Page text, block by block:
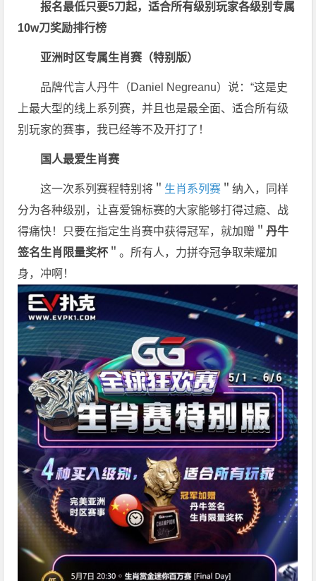
报名最低只要5刀起，适合所有级别玩家各级别专属
10w刀奖励排行榜
亚洲时区专属生肖赛（特别版）
品牌代言人丹牛（Daniel Negreanu）说：“这是史
上最大型的线上系列赛，并且也是最全面、适合所有级
别玩家的赛事，我已经等不及开打了！
国人最爱生肖赛
这一次系列赛程特别将＂ 生肖系列赛 ＂纳入，同样
分为各种级别，让喜爱锦标赛的大家能够打得过瘾、战
得痛快！只要在指定生肖赛中获得冠军，就加赠＂丹牛
签名生肖限量奖杯 ＂。所有人，力拼夺冠争取荣耀加
身，冲啊！